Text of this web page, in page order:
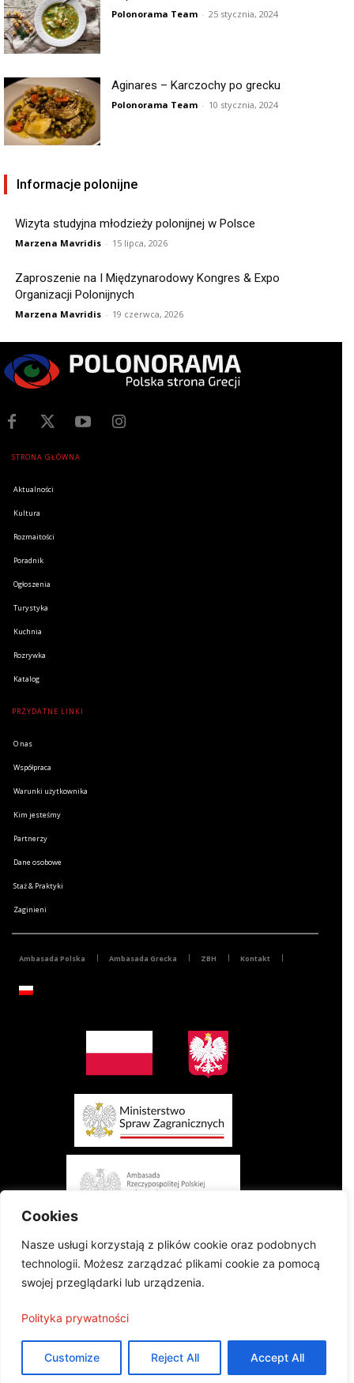
Cookies
Nasze usługi korzystają z plików cookie oraz podobnych
technologii. Możesz zarządzać plikami cookie za pomocą
swojej przeglądarki lub urządzenia.
Polityka prywatności
Customize Reject All Accept All
Polonorama Team - 25 stycznia, 2024
Aginares – Karczochy po grecku
Polonorama Team - 10 stycznia, 2024
Informacje polonijne
Wizyta studyjna młodzieży polonijnej w Polsce
Marzena Mavridis - 15 lipca, 2026
Zaproszenie na I Międzynarodowy Kongres & Expo
Organizacji Polonijnych
Marzena Mavridis - 19 czerwca, 2026
STRONA GŁÓWNA
Aktualności
Kultura
Rozmaitości
Poradnik
Ogłoszenia
Turystyka
Kuchnia
Rozrywka
Katalog
PRZYDATNE LINKI
O nas
Współpraca
Warunki użytkownika
Kim jesteśmy
Partnerzy
Dane osobowe
Staż & Praktyki
Zaginieni
Ambasada Polska Ambasada Grecka ZBH Kontakt
Projekt finansowany przez Ministerstwo Spraw Zagranicznych Rzeczypospolitej
Polskiej w konkursie „Polonia i Polacy za Granicą 2024 - Regranting”
Projekt współfinansowany przez Ambasadę Rzeczypospolitej Polskiej w Atenach